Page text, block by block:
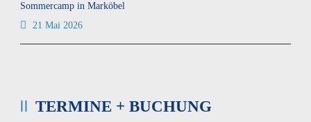
Sommercamp in Marköbel
21 Mai 2026
TERMINE + BUCHUNG